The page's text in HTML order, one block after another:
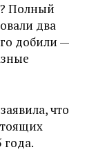
Полный
два
добили —
что
года.